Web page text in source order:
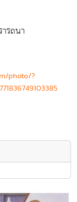
รถนา
photo/?